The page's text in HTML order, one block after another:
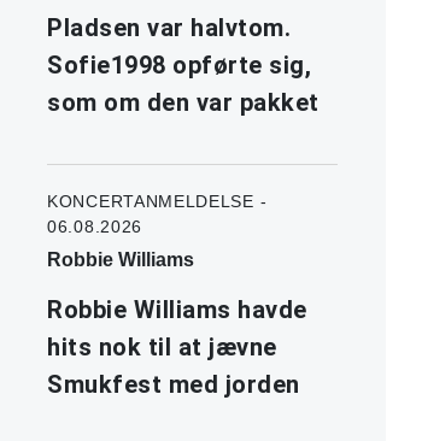
Pladsen var halvtom.
Sofie1998 opførte sig,
som om den var pakket
KONCERTANMELDELSE -
06.08.2026
Robbie Williams
Robbie Williams havde
hits nok til at jævne
Smukfest med jorden